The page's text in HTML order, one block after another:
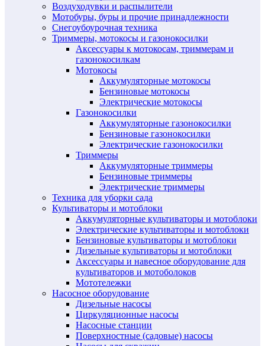
Воздуходувки и распылители
Мотобуры, буры и прочие принадлежности
Снегоубоурочная техника
Триммеры, мотокосы и газонокосилки
Аксессуары к мотокосам, триммерам и
газонокосилкам
Мотокосы
Аккумуляторные мотокосы
Бензиновые мотокосы
Электрические мотокосы
Газонокосилки
Аккумуляторные газонокосилки
Бензиновые газонокосилки
Электрические газонокосилки
Триммеры
Аккумуляторные триммеры
Бензиновые триммеры
Электрические триммеры
Техника для уборки сада
Культиваторы и мотоблоки
Аккумуляторные культиваторы и мотоблоки
Электрические культиваторы и мотоблоки
Бензиновые культиваторы и мотоблоки
Дизельные культиваторы и мотоблоки
Аксессуары и навесное оборудование для
культиваторов и мотоболоков
Мототележки
Насосное оборудование
Дизельные насосы
Циркуляционные насосы
Насосные станции
Поверхностные (садовые) насосы